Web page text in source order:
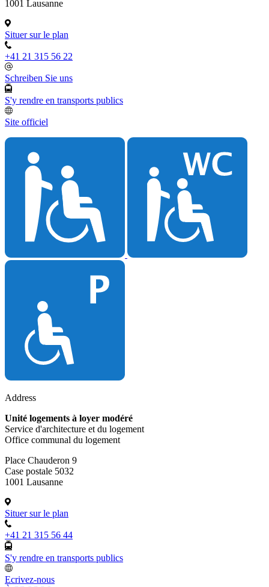
1001 Lausanne
Situer sur le plan
+41 21 315 56 22
Schreiben Sie uns
S'y rendre en transports publics
Site officiel
Address
Unité logements à loyer modéré
Service d'architecture et du logement
Office communal du logement
Place Chauderon 9
Case postale 5032
1001 Lausanne
Situer sur le plan
+41 21 315 56 44
S'y rendre en transports publics
Ecrivez-nous